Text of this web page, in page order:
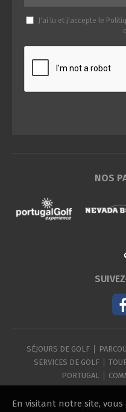
J'ai lu et j'accepte le
NOS
SÉJOURS DE GOLF
SERVICES DE GOLF
PORTUGAL
PARTAGER
En visitant notre site, vous